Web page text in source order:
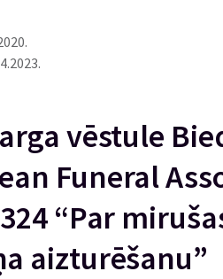
vēstule
Funeral
“Par
aizturēšanu”